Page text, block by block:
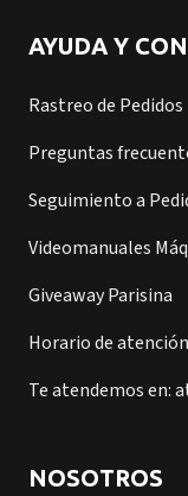
AYUDA Y
Rastreo de Pedidos
Preguntas
Seguimiento a
Videomanuales
Giveaway Parisina
Horario de
Te atendemos en:
NOSOTROS